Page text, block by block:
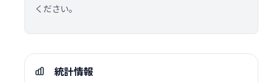
ください。
統計情報